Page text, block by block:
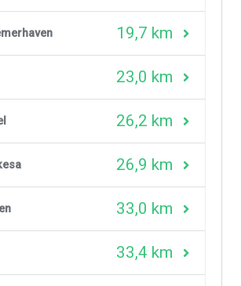
19,7 km
23,0 km
26,2 km
26,9 km
33,0 km
33,4 km